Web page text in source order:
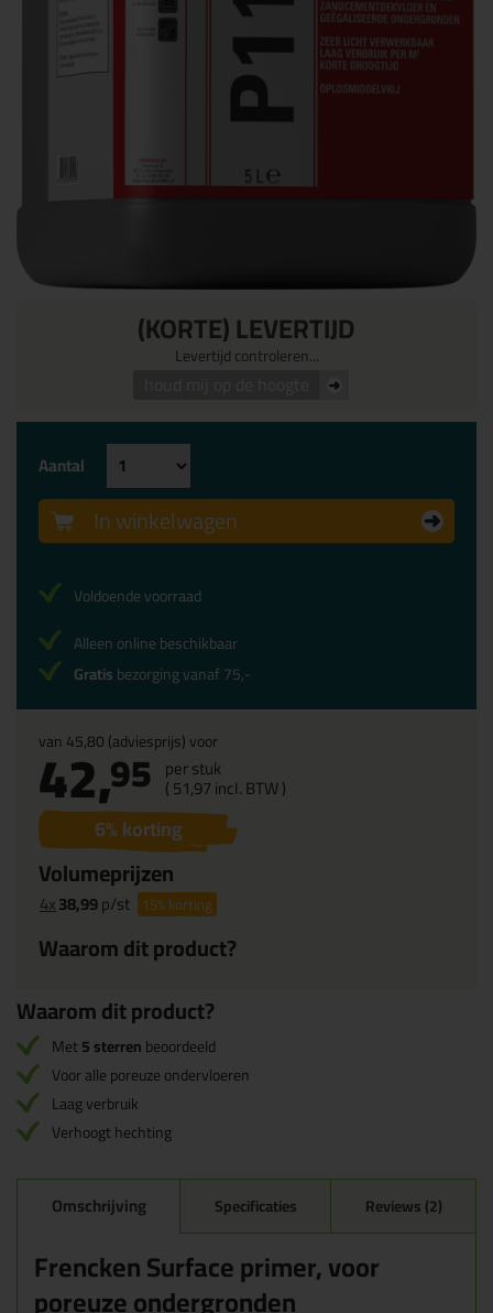
(KORTE) LEVERTIJD
Levertijd controleren...
van45,80(adviesprijs) voor
42,95 per stuk
(51,97incl. BTW )
6% korting
Volumeprijzen
4x38,99p/st 15%korting
Waarom dit product?
Aantal
In winkelwagen
Voldoende voorraad
Alleen online beschikbaar
Gratisbezorging vanaf 75,-
Waarom dit product?
Met5 sterrenbeoordeeld
Voor alle poreuze ondervloeren
Laag verbruik
Verhoogt hechting
Omschrijving Specificaties Reviews (2)
Frencken Surface primer, voor
poreuze ondergronden